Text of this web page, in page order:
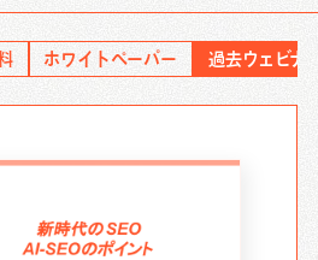
お問い合わせ サービス
ホワイトペーパー 過去ウェビナ